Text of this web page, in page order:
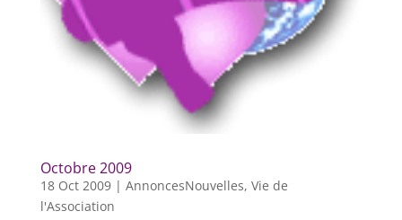
Octobre 2009
18 Oct 2009| AnnoncesNouvelles, Vie de
l'Association